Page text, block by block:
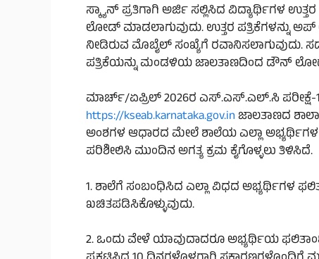
ಸ್ಕ್ಯಾನ್‌ ಪ್ರತಿಗಾಗಿ ಅರ್ಜಿ ಸಲ್ಲಿಸಿದ ವಿದ್ಯಾರ್ಥಿಗಳ
ಲೋಡ್ ಮಾಡಲಾಗುವುದು. ಉತ್ತರ ಪತ್ರಿಕೆಗಳನ್ನು
ನೀಡಿರುವ ಮೊಬೈಲ್ ಸಂಖ್ಯೆಗೆ ರವಾನಿಸಲಾಗುವುದು.
ಪತ್ರಿಕೆಯನ್ನು ಮಂಡಳಿಯ ಜಾಲತಾಣದಿಂದ ಡೌನ್ ಲೋಡ್
ಮಾರ್ಚ್/ಏಪ್ರಿಲ್ 2026ರ ಎಸ್.ಎಸ್.ಎಲ್.ಸಿ ಪರೀಕ್ಷೆ-
https://kseab.karnataka.gov.in ಜಾಲತಾಣದ
ಅಂಶಗಳ ಆಧಾರದ ಮೇಲೆ ಶಾಲೆಯ ಎಲ್ಲಾ ಅಭ್ಯರ್ಥಿಗಳ
ಪರಿಶೀಲಿಸಿ ಮುಂದಿನ ಅಗತ್ಯ ಕ್ರಮ ಕೈಗೊಳ್ಳಲು ತಿಳಿಸಿದೆ.
1. ಶಾಲೆಗೆ ಸಂಬಂಧಿಸಿದ ಎಲ್ಲಾ ವಿಧದ ಅಭ್ಯರ್ಥಿಗಳ
ಖಚಿತಪಡಿಸಿಕೊಳ್ಳುವುದು.
2. ಒಂದು ವೇಳೆ ಯಾವುದಾದರೂ ಅಭ್ಯರ್ಥಿಯ